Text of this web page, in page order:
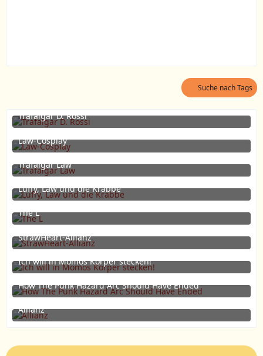
Suche nach Tags
Trafalgar D. Rossi
27. Juni 2021 um 12:31
5
Law-Cosplay
29. Juli 2015 um 22:23
1
Trafalgar Law
30. Dezember 2014 um 19:51
Luffy, Law und die Krabbe
23. April 2013 um 17:57
The L
4. April 2013 um 22:30
StrawHeart-Allianz
25. Februar 2013 um 04:33
Ich will in Momos Körper stecken!
23. Februar 2013 um 01:48
1
How The Punk Hazard Arc Should Have Ended
20. Februar 2013 um 04:26
Allianz
1. Februar 2013 um 18:53